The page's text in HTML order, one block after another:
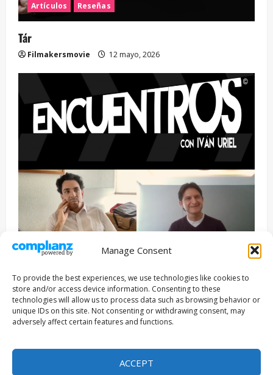
Manage Consent
To provide the best experiences, we use technologies like cookies to
store and/or access device information. Consenting to these
technologies will allow us to process data such as browsing behavior or
unique IDs on this site. Not consenting or withdrawing consent, may
adversely affect certain features and functions.
ACCEPT
Artículos Reseñas
Tár
Filmakersmovie 12 mayo, 2026
Entrevista Series
ENCUENTROS CON IVÁN URIEL T3E22: JUAN PATRICIO
RIVEROLL
Filmakersmovie 5 mayo, 2026
Copyright © Todos los derechos reservados 2026